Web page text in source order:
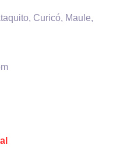
Curicó, Maule,